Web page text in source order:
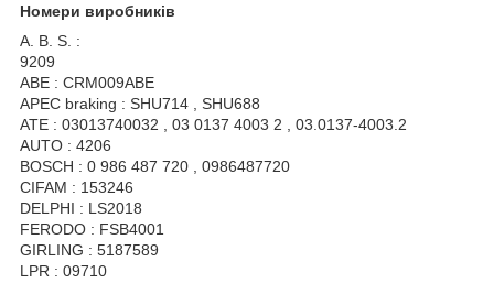
Номери виробників
A. B. S. :
9209
ABE : CRM009ABE
APEC braking : SHU714 , SHU688
ATE : 03013740032 , 03 0137 4003 2 , 03.0137-4003.2
AUTO : 4206
BOSCH : 0 986 487 720 , 0986487720
CIFAM : 153246
DELPHI : LS2018
FERODO : FSB4001
GIRLING : 5187589
LPR : 09710